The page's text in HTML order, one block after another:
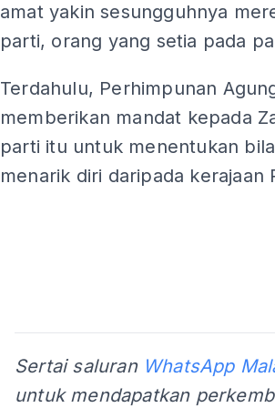
amat yakin sesungguhnya
parti, orang yang setia pada
Terdahulu, Perhimpunan
memberikan mandat kepada
parti itu untuk menentukan
menarik diri daripada kerajaan
Sertai saluran WhatsApp
untuk mendapatkan